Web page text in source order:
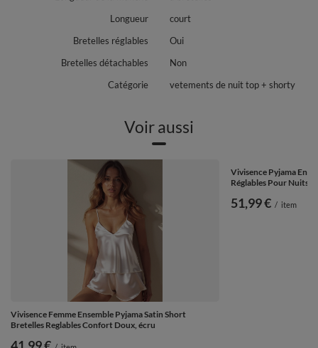
Longueur
court
Bretelles réglables
Oui
Bretelles détachables
Non
Catégorie
vetements de nuit top + shorty
Voir aussi
Vivisence Femme Ensemble Pyjama Satin Short
Bretelles Reglables Confort Doux, écru
Vivisence Pyjama
Réglables Pour Nuits
51,99 € / item